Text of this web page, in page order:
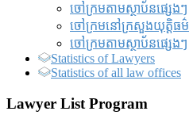
ចៅក្រមតាមស្ថាប័នផ្សេងៗ
ចៅក្រមនៅក្រសួងយុត្តិធម៌
ចៅក្រមតាមស្ថាប័នផ្សេងៗ
Statistics of Lawyers
Statistics of all law offices
Lawyer List Program